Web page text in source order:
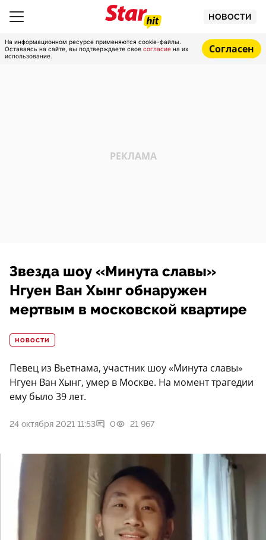
НОВОСТИ
На информационном ресурсе применяются cookie-файлы.
Оставаясь на сайте, вы подтверждаете свое согласие на их
использование.
Согласен
Звезда шоу «Минута славы»
Нгуен Ван Хынг обнаружен
мертвым в московской квартире
НОВОСТИ
Певец из Вьетнама, участник шоу «Минута славы»
Нгуен Ван Хынг, умер в Москве. На момент трагедии
ему было 39 лет.
24 октября 2021 11:53 0 21 967